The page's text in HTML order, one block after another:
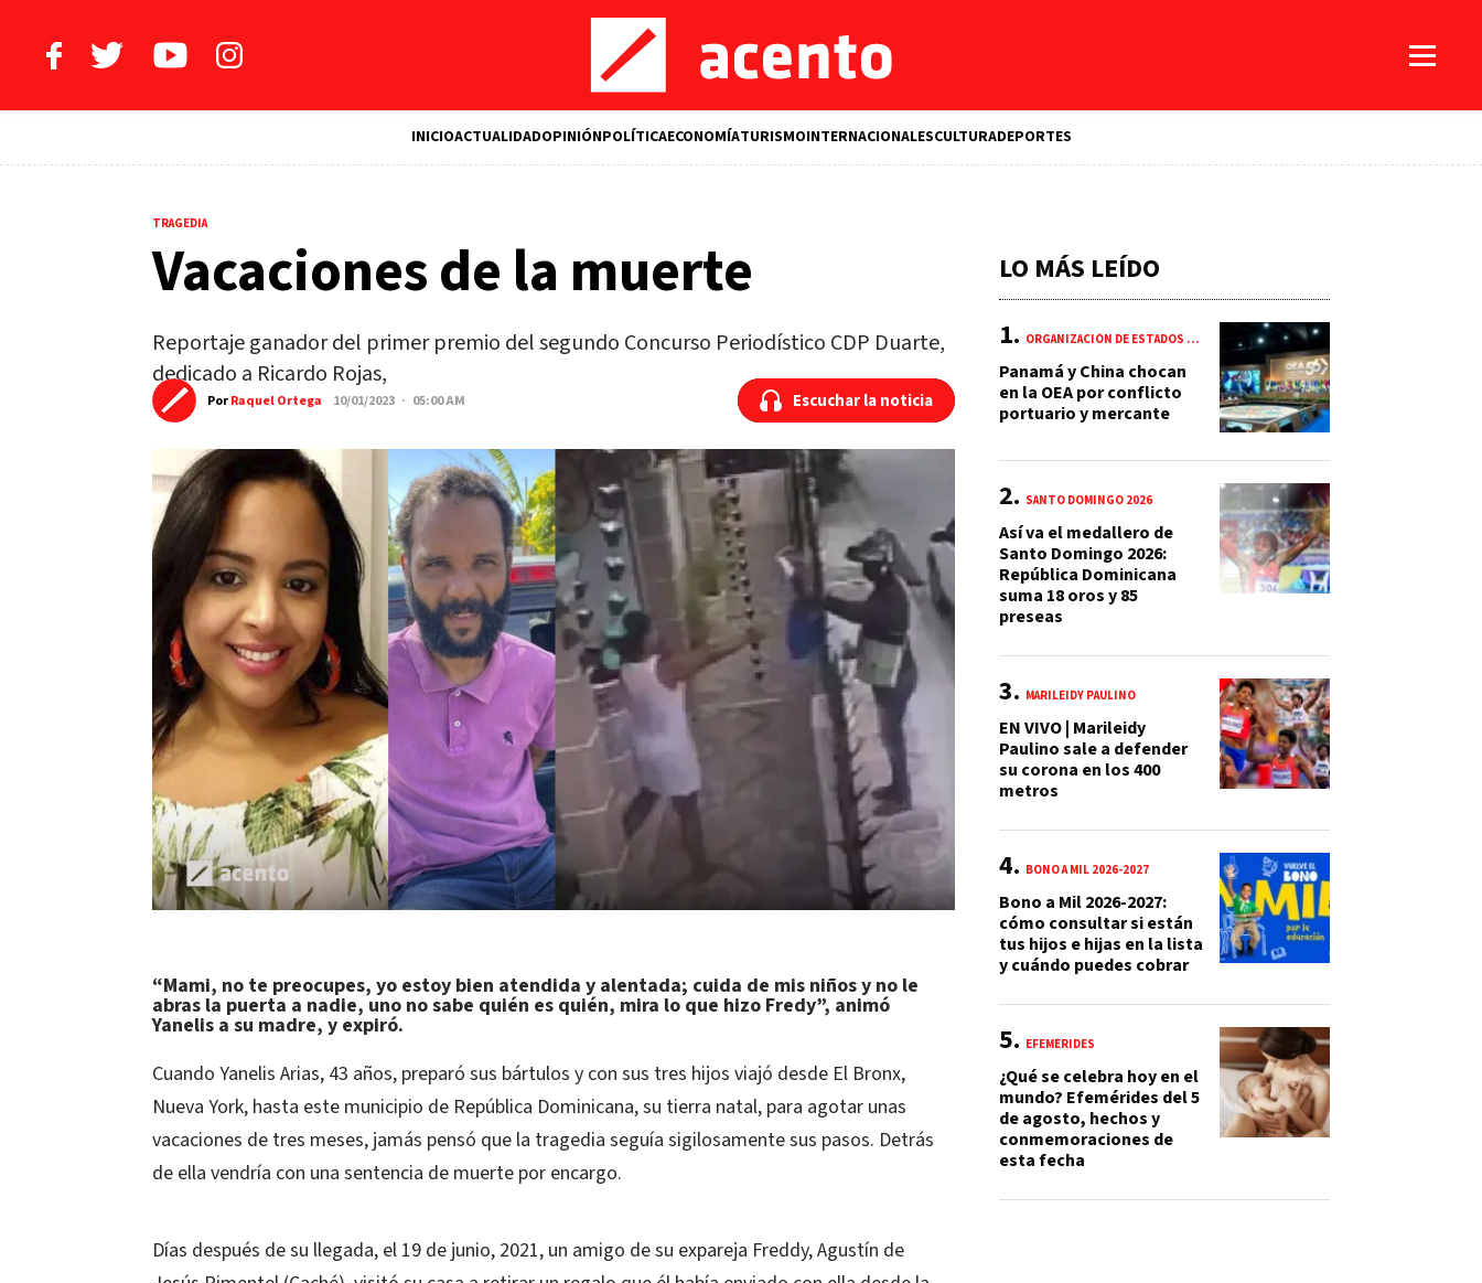
INICIOACTUALIDADOPINIÓNPOLÍTICAECONOMÍATURISMOINTERNACIONALESCULTURADEPORTES
TRAGEDIA
Vacaciones de la muerte
Reportaje ganador del primer premio del segundo Concurso Periodístico CDP Duarte,
dedicado a Ricardo Rojas,
PorRaquel Ortega 10/01/2023 · 05:00 AM Escuchar la noticia
Escuchar la noticia
“Mami, no te preocupes, yo estoy bien atendida y alentada; cuida de mis niños y no le
abras la puerta a nadie, uno no sabe quién es quién, mira lo que hizo Fredy”, animó
Yanelis a su madre, y expiró.
Cuando Yanelis Arias, 43 años, preparó sus bártulos y con sus tres hijos viajó desde El Bronx,
Nueva York, hasta este municipio de República Dominicana, su tierra natal, para agotar unas
vacaciones de tres meses, jamás pensó que la tragedia seguía sigilosamente sus pasos. Detrás
de ella vendría con una sentencia de muerte por encargo.
Días después de su llegada, el 19 de junio, 2021, un amigo de su expareja Freddy, Agustín de
LO MÁS LEÍDO
ORGANIZACIÓN DE ESTADOS AMERICANOS (OEA)
Panamá y China chocan
en la OEA por conflicto
portuario y mercante
SANTO DOMINGO 2026
Así va el medallero de
Santo Domingo 2026:
República Dominicana
suma 18 oros y 85
preseas
MARILEIDY PAULINO
EN VIVO | Marileidy
Paulino sale a defender
su corona en los 400
metros
BONO A MIL 2026-2027
Bono a Mil 2026-2027:
cómo consultar si están
tus hijos e hijas en la lista
y cuándo puedes cobrar
EFEMÉRIDES
¿Qué se celebra hoy en el
mundo? Efemérides del 5
de agosto, hechos y
conmemoraciones de
esta fecha